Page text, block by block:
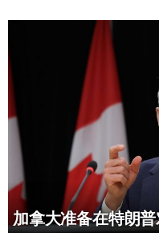
加拿大准备在特朗